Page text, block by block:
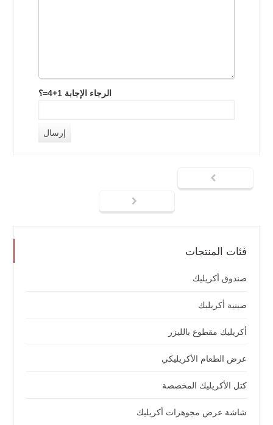
الرجاء الإجابة 1+4=؟
فئات المنتجات
صندوق أكريليك
صينية أكريليك
أكريليك مقطوع بالليزر
عرض الطعام الأكريليكي
كتل الأكريليك المخصصة
شاشة عرض مجوهرات أكريليك